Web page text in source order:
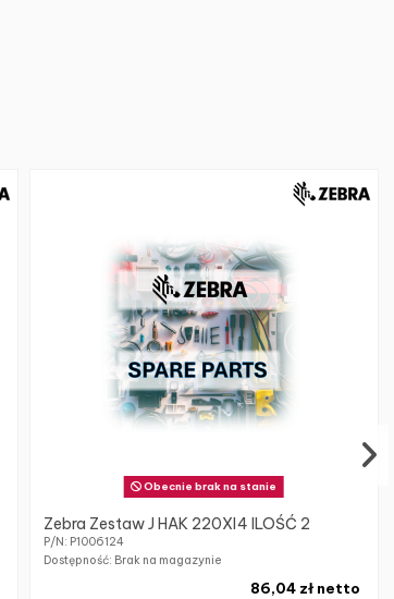
Obecnie brak na stanie
Zebra Zestaw J HAK 220XI4 ILOŚĆ 2
P/N: P1006124
Dostępność: Brak na magazynie
86,04 zł netto